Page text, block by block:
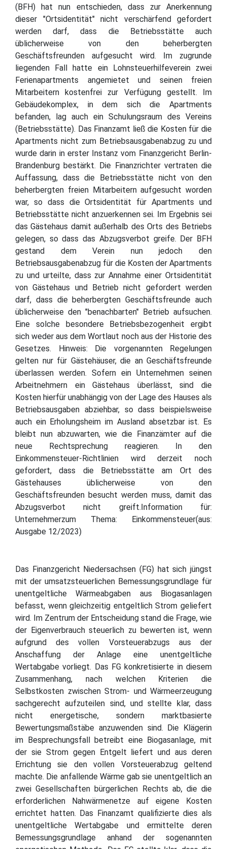
(BFH) hat nun entschieden, dass zur Anerkennung
dieser "Ortsidentität" nicht verschärfend gefordert
werden darf, dass die Betriebsstätte auch
üblicherweise von den beherbergten
Geschäftsfreunden aufgesucht wird. Im zugrunde
liegenden Fall hatte ein Lohnsteuerhilfeverein zwei
Ferienapartments angemietet und seinen freien
Mitarbeitern kostenfrei zur Verfügung gestellt. Im
Gebäudekomplex, in dem sich die Apartments
befanden, lag auch ein Schulungsraum des Vereins
(Betriebsstätte). Das Finanzamt ließ die Kosten für die
Apartments nicht zum Betriebsausgabenabzug zu und
wurde darin in erster Instanz vom Finanzgericht Berlin-
Brandenburg bestärkt. Die Finanzrichter vertraten die
Auffassung, dass die Betriebsstätte nicht von den
beherbergten freien Mitarbeitern aufgesucht worden
war, so dass die Ortsidentität für Apartments und
Betriebsstätte nicht anzuerkennen sei. Im Ergebnis sei
das Gästehaus damit außerhalb des Orts des Betriebs
gelegen, so dass das Abzugsverbot greife. Der BFH
gestand dem Verein nun jedoch den
Betriebsausgabenabzug für die Kosten der Apartments
zu und urteilte, dass zur Annahme einer Ortsidentität
von Gästehaus und Betrieb nicht gefordert werden
darf, dass die beherbergten Geschäftsfreunde auch
üblicherweise den "benachbarten" Betrieb aufsuchen.
Eine solche besondere Betriebsbezogenheit ergibt
sich weder aus dem Wortlaut noch aus der Historie des
Gesetzes. Hinweis: Die vorgenannten Regelungen
gelten nur für Gästehäuser, die an Geschäftsfreunde
überlassen werden. Sofern ein Unternehmen seinen
Arbeitnehmern ein Gästehaus überlässt, sind die
Kosten hierfür unabhängig von der Lage des Hauses als
Betriebsausgaben abziehbar, so dass beispielsweise
auch ein Erholungsheim im Ausland absetzbar ist. Es
bleibt nun abzuwarten, wie die Finanzämter auf die
neue Rechtsprechung reagieren. In den
Einkommensteuer-Richtlinien wird derzeit noch
gefordert, dass die Betriebsstätte am Ort des
Gästehauses üblicherweise von den
Geschäftsfreunden besucht werden muss, damit das
Abzugsverbot nicht greift.Information für:
Unternehmerzum Thema: Einkommensteuer(aus:
Ausgabe 12/2023)
Das Finanzgericht Niedersachsen (FG) hat sich jüngst
mit der umsatzsteuerlichen Bemessungsgrundlage für
unentgeltliche Wärmeabgaben aus Biogasanlagen
befasst, wenn gleichzeitig entgeltlich Strom geliefert
wird. Im Zentrum der Entscheidung stand die Frage, wie
der Eigenverbrauch steuerlich zu bewerten ist, wenn
aufgrund des vollen Vorsteuerabzugs aus der
Anschaffung der Anlage eine unentgeltliche
Wertabgabe vorliegt. Das FG konkretisierte in diesem
Zusammenhang, nach welchen Kriterien die
Selbstkosten zwischen Strom- und Wärmeerzeugung
sachgerecht aufzuteilen sind, und stellte klar, dass
nicht energetische, sondern marktbasierte
Bewertungsmaßstäbe anzuwenden sind. Die Klägerin
im Besprechungsfall betreibt eine Biogasanlage, mit
der sie Strom gegen Entgelt liefert und aus deren
Errichtung sie den vollen Vorsteuerabzug geltend
machte. Die anfallende Wärme gab sie unentgeltlich an
zwei Gesellschaften bürgerlichen Rechts ab, die die
erforderlichen Nahwärmenetze auf eigene Kosten
errichtet hatten. Das Finanzamt qualifizierte dies als
unentgeltliche Wertabgabe und ermittelte deren
Bemessungsgrundlage anhand der sogenannten